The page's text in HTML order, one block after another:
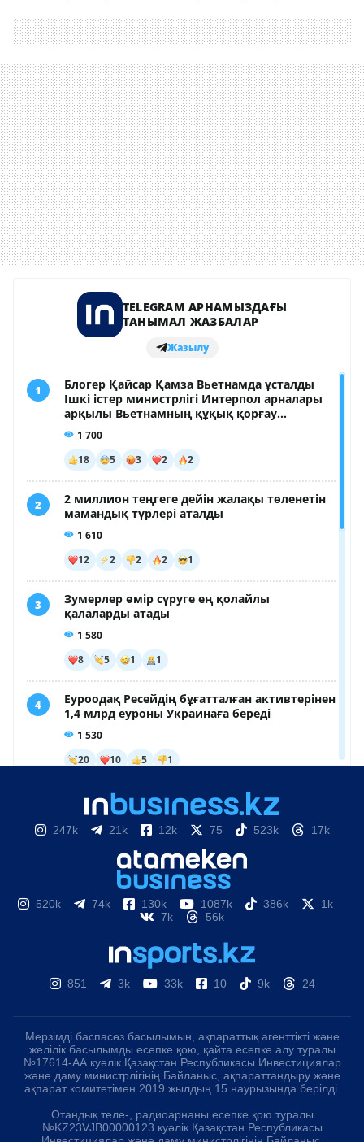
247k 21k 12k 75 523k 17k
520k 74k 130k 1087k 386k
1k
7k
56k
851 3k 33k 10 9k 24
Мерзімді баспасөз басылымын, ақпараттық агенттікті және
желілік басылымды есепке қою, қайта есепке алу туралы
№17614-АА куәлік Қазақстан Республикасы Инвестициялар
және даму министрлігінің Байланыс, ақпараттандыру және
ақпарат комитетімен 2019 жылдың 15 наурызында берілді.
Отандық теле-, радиоарнаны есепке қою туралы
№KZ23VJB00000123 куәлік Қазақстан Республикасы